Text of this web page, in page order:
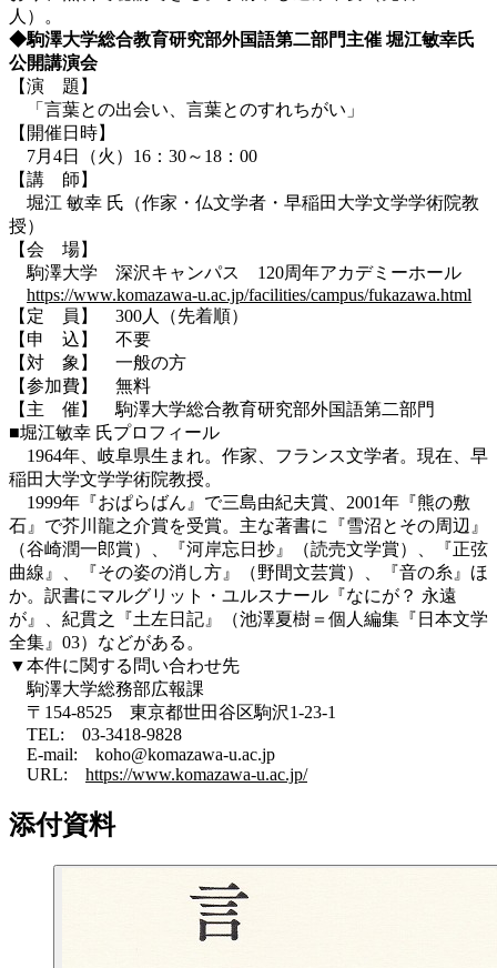
人）。
◆駒澤大学総合教育研究部外国語第二部門主催 堀江敏幸氏
公開講演会
【演 題】
「言葉との出会い、言葉とのすれちがい」
【開催日時】
7月4日（火）16：30～18：00
【講 師】
堀江 敏幸 氏（作家・仏文学者・早稲田大学文学学術院教
授）
【会 場】
駒澤大学 深沢キャンパス 120周年アカデミーホール
https://www.komazawa-u.ac.jp/facilities/campus/fukazawa.html
【定 員】 300人（先着順）
【申 込】 不要
【対 象】 一般の方
【参加費】 無料
【主 催】 駒澤大学総合教育研究部外国語第二部門
■堀江敏幸 氏プロフィール
1964年、岐阜県生まれ。作家、フランス文学者。現在、早
稲田大学文学学術院教授。
1999年『おぱらばん』で三島由紀夫賞、2001年『熊の敷
石』で芥川龍之介賞を受賞。主な著書に『雪沼とその周辺』
（谷崎潤一郎賞）、『河岸忘日抄』（読売文学賞）、『正弦
曲線』、『その姿の消し方』（野間文芸賞）、『音の糸』ほ
か。訳書にマルグリット・ユルスナール『なにが？ 永遠
が』、紀貫之『土左日記』（池澤夏樹＝個人編集『日本文学
全集』03）などがある。
▼本件に関する問い合わせ先
駒澤大学総務部広報課
〒154-8525 東京都世田谷区駒沢1-23-1
TEL: 03-3418-9828
E-mail: koho@komazawa-u.ac.jp
URL: https://www.komazawa-u.ac.jp/
添付資料